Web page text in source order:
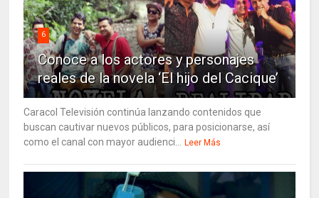
6
Conoce a los actores y personajes
reales de la novela ‘El hijo del Cacique’
Caracol Televisión continúa lanzando contenidos que
buscan cautivar nuevos públicos, para posicionarse, así
como el canal con mayor audienci... Leer Más